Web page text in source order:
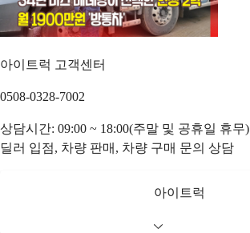
아이트럭 고객센터
0508-0328-7002
상담시간: 09:00 ~ 18:00(주말 및 공휴일 휴무)
딜러 입점, 차량 판매, 차량 구매 문의 상담
아이트럭